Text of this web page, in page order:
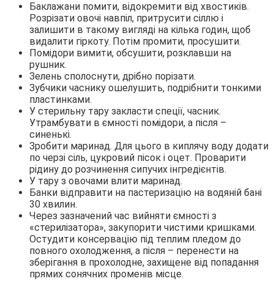
Баклажани помити, відокремити від хвостиків.
Розрізати овочі навпіл, притрусити сіллю і
залишити в такому вигляді на кілька годин, щоб
видалити гіркоту. Потім промити, просушити.
Помідори вимити, обсушити, розклавши на
рушник.
Зелень сполоснути, дрібно порізати.
Зубчики часнику ошелушить, подрібнити тонкими
пластинками.
У стерильну тару закласти спеції, часник.
Утрамбувати в ємності помідори, а після –
синенькі.
Зробити маринад. Для цього в киплячу воду додати
по черзі сіль, цукровий пісок і оцет. Проварити
рідину до розчинення сипучих інгредієнтів.
У тару з овочами влити маринад.
Банки відправити на пастеризацію на водяній бані
30 хвилин.
Через зазначений час вийняти ємності з
«стерилізатора», закупорити чистими кришками.
Остудити консервацію під теплим пледом до
повного охолодження, а після – перенести на
зберігання в прохолодне, захищене від попадання
прямих сонячних променів місце.